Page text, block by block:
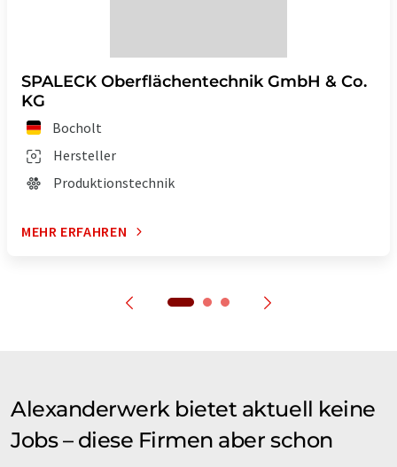
SPALECK Oberflächentechnik GmbH & Co.
KG
Bocholt
Hersteller
Produktionstechnik
MEHR ERFAHREN
Alexanderwerk bietet aktuell keine
Jobs – diese Firmen aber schon